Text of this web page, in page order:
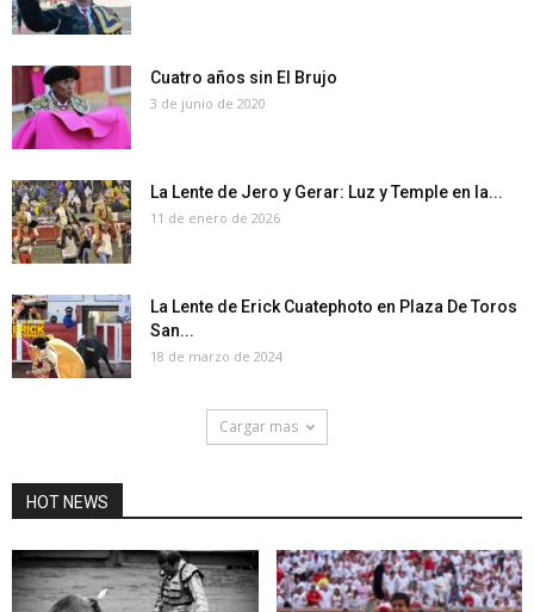
Cuatro años sin El Brujo
3 de junio de 2020
La Lente de Jero y Gerar: Luz y Temple en la...
11 de enero de 2026
La Lente de Erick Cuatephoto en Plaza De Toros
San...
18 de marzo de 2024
Cargar mas
HOT NEWS